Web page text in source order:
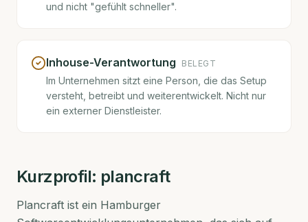
und nicht "gefühlt schneller".
Inhouse-Verantwortung BELEGT
Im Unternehmen sitzt eine Person, die das Setup
versteht, betreibt und weiterentwickelt. Nicht nur
ein externer Dienstleister.
Kurzprofil: plancraft
Plancraft ist ein Hamburger